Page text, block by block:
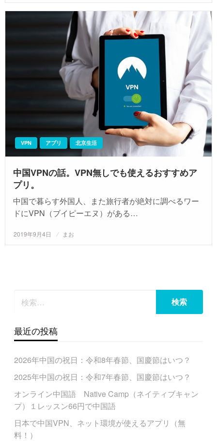
日:
VPN アプリ 北京生活
中国VPNの話。VPN無しでも使えるおすすめア
プリ。
中国で暮らす外国人、また旅行者が絶対に調べるワー
ドにVPN（ブイピーエヌ）がある…
投
日:
2019年9月4日 まお
最近の投稿
2026年中国の祝日：令和8年春節、国慶節はいつ？
2025年中国の祝日：令和7年春節、国慶節はいつ？
オンライン中国語 Native Camp（ネイティブキャン
プ）１レッスン66円で中国語
日本で中国VPN、ネット環境が使えるアプリ（無
料！）